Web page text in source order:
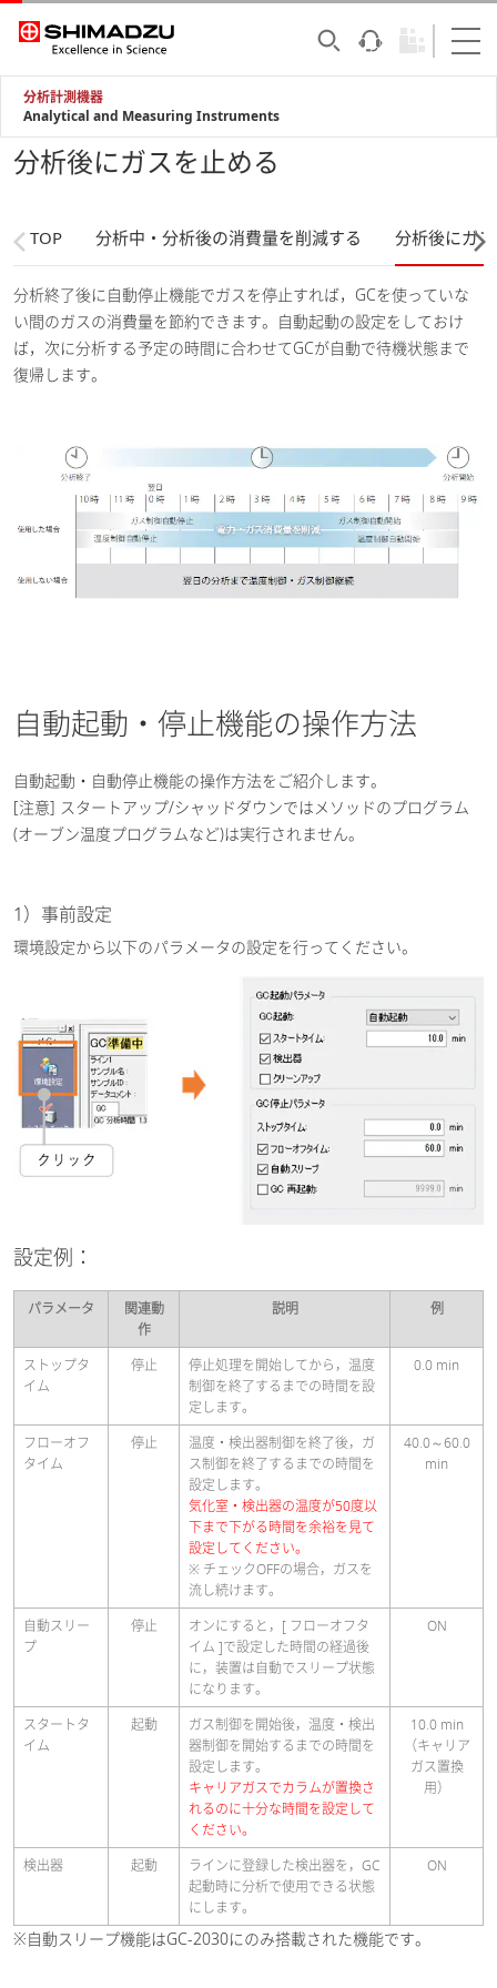
分析計測機器
Analytical and Measuring Instruments
分析後にガスを止める
TOP 分析中・分析後の消費量を削減する 分析後にガ
分析終了後に自動停止機能でガスを停止すれば，GCを使っていな
い間のガスの消費量を節約できます。自動起動の設定をしておけ
ば，次に分析する予定の時間に合わせてGCが自動で待機状態まで
復帰します。
自動起動・停止機能の操作方法
自動起動・自動停止機能の操作方法をご紹介します。
[注意] スタートアップ/シャッドダウンではメソッドのプログラム
(オーブン温度プログラムなど)は実行されません。
1）事前設定
環境設定から以下のパラメータの設定を行ってください。
設定例：
パラメータ
関連動
作
説明 例
ストップタ
イム
停止
停止処理を開始してから，温度
制御を終了するまでの時間を設
定します。
0.0 min
フローオフ
タイム
停止
温度・検出器制御を終了後，ガ
ス制御を終了するまでの時間を
設定します。
気化室・検出器の温度が50度以
下まで下がる時間を余裕を見て
設定してください。
※ チェックOFFの場合，ガスを
流し続けます。
40.0～60.0
min
自動スリー
プ
停止
オンにすると，[ フローオフタ
イム ]で設定した時間の経過後
に，装置は自動でスリープ状態
になります。
ON
スタートタ
イム
起動
ガス制御を開始後，温度・検出
器制御を開始するまでの時間を
設定します。
キャリアガスでカラムが置換さ
れるのに十分な時間を設定して
ください。
10.0 min
（キャリア
ガス置換
用）
検出器 起動
ラインに登録した検出器を，GC
起動時に分析で使用できる状態
にします。
ON
※自動スリープ機能はGC-2030にのみ搭載された機能です。